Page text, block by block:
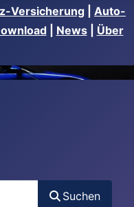
Versicherung
Auto-
| News| Über
Suchen